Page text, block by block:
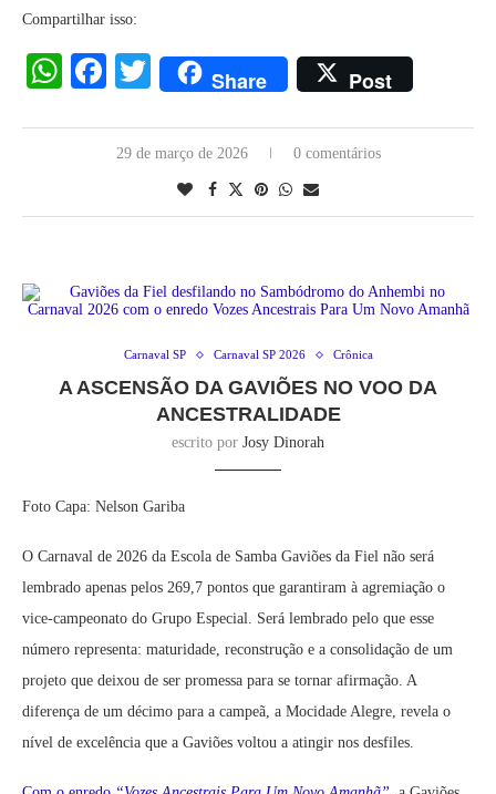
Compartilhar isso:
WhatsApp
Facebook
Twitter
Share Post
29 de março de 2026 0 comentários
Carnaval SP Carnaval SP 2026 Crônica
A ASCENSÃO DA GAVIÕES NO VOO DA
ANCESTRALIDADE
escrito por Josy Dinorah
Foto Capa: Nelson Gariba
O Carnaval de 2026 da Escola de Samba Gaviões da Fiel não será
lembrado apenas pelos 269,7 pontos que garantiram à agremiação o
vice-campeonato do Grupo Especial. Será lembrado pelo que esse
número representa: maturidade, reconstrução e a consolidação de um
projeto que deixou de ser promessa para se tornar afirmação. A
diferença de um décimo para a campeã, a Mocidade Alegre, revela o
nível de excelência que a Gaviões voltou a atingir nos desfiles.